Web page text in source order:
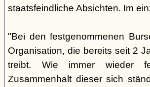
staatsfeindliche Absichten. Im
"Bei den festgenommenen
Organisation, die bereits seit 2
treibt. Wie immer wieder
Zusammenhalt dieser sich